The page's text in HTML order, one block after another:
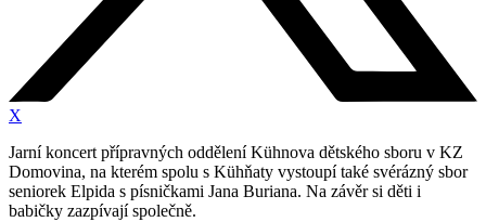
X
Jarní koncert přípravných oddělení Kühnova dětského sboru v KZ
Domovina, na kterém spolu s Kühňaty vystoupí také svérázný sbor
seniorek Elpida s písničkami Jana Buriana. Na závěr si děti i
babičky zazpívají společně.